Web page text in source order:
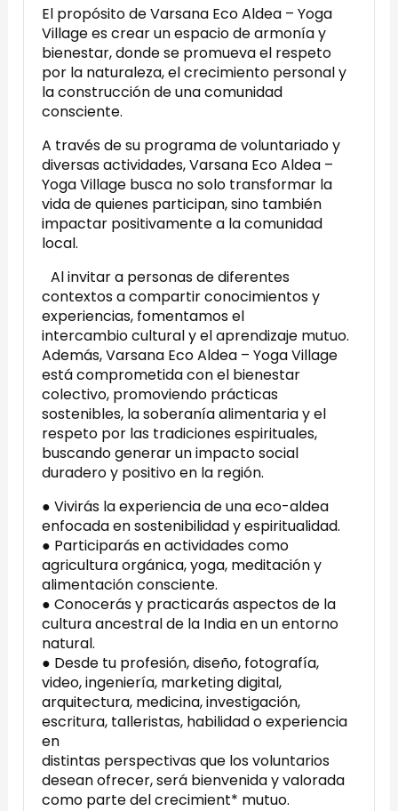
El propósito de Varsana Eco Aldea – Yoga
Village es crear un espacio de armonía y
bienestar, donde se promueva el respeto
por la naturaleza, el crecimiento personal y
la construcción de una comunidad
consciente.
A través de su programa de voluntariado y
diversas actividades, Varsana Eco Aldea –
Yoga Village busca no solo transformar la
vida de quienes participan, sino también
impactar positivamente a la comunidad
local.
Al invitar a personas de diferentes
contextos a compartir conocimientos y
experiencias, fomentamos el
intercambio cultural y el aprendizaje mutuo.
Además, Varsana Eco Aldea – Yoga Village
está comprometida con el bienestar
colectivo, promoviendo prácticas
sostenibles, la soberanía alimentaria y el
respeto por las tradiciones espirituales,
buscando generar un impacto social
duradero y positivo en la región.
● Vivirás la experiencia de una eco-aldea
enfocada en sostenibilidad y espiritualidad.
● Participarás en actividades como
agricultura orgánica, yoga, meditación y
alimentación consciente.
● Conocerás y practicarás aspectos de la
cultura ancestral de la India en un entorno
natural.
● Desde tu profesión, diseño, fotografía,
video, ingeniería, marketing digital,
arquitectura, medicina, investigación,
escritura, talleristas, habilidad o experiencia
en
distintas perspectivas que los voluntarios
desean ofrecer, será bienvenida y valorada
como parte del crecimient* mutuo.